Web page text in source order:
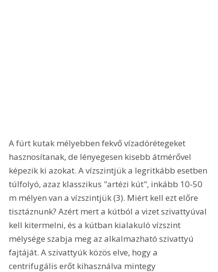
A fúrt kutak mélyebben fekvő vízadórétegeket
hasznosítanak, de lényegesen kisebb átmérővel
képezik ki azokat. A vízszintjük a legritkább esetben
túlfolyó, azaz klasszikus "artézi kút", inkább 10-50
m mélyen van a vízszintjük (3). Miért kell ezt előre
tisztáznunk? Azért mert a kútból a vizet szivattyúval
kell kitermelni, és a kútban kialakuló vízszint
mélysége szabja meg az alkalmazható szivattyú
fajtáját. A szivattyúk közös elve, hogy a
centrifugális erőt kihasználva mintegy